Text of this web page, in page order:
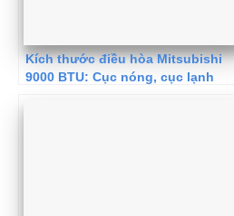
Kích thước điều hòa Mitsubishi
9000 BTU: Cục nóng, cục lạnh